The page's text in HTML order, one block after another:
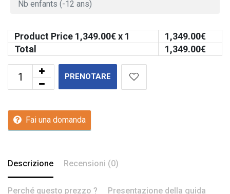
Product Price 1,349.00€ x 1 1,349.00€
Total
1,349.00€
PRENOTARE
Fai una domanda
Descrizione Recensioni (0)
Perché questo prezzo ? Presentazione della guida